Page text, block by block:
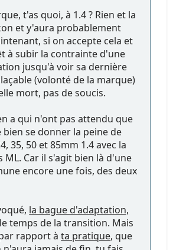
t'as quoi, à 1.4 ? Rien et la
et y'aura probablement
si on accepte cela et
à subir la contrainte d'une
jusqu'à voir sa dernière
(volonté de la marque)
mort, pas de soucis.
a qui n'ont pas attendu que
bien se donner la peine de
35, 50 et 85mm 1.4 avec la
ML. Car il s'agit bien là d'une
encore une fois, des deux
la bague d'adaptation,
temps de la transition. Mais
rapport àta pratique, que